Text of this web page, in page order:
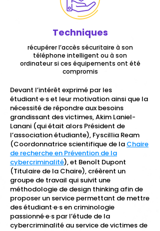
Techniques
récupérer l’accès sécuritaire à son
téléphone intelligent ou à son
ordinateur si ces équipements ont été
compromis
Devant l’intérêt exprimé par les
étudiant·e·set leur motivation ainsi que la
nécessité de répondre aux besoins
grandissant des victimes, Akim Laniel-
Lanani (qui était alors Président de
l’association étudiante), Fyscillia Ream
(Coordonnatrice scientifique de la Chaire
de recherche en Prévention de la
cybercriminalité), et Benoît Dupont
(Titulaire de la Chaire), créèrent un
groupe de travail qui suivit une
méthodologie de design thinking afin de
proposer un service permettant de mettre
desétudiant·e·sen criminologie
passionné·e·s par l’étude de la
cybercriminalité au service de victimes de